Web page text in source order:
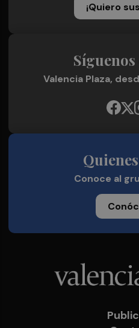
¡Quiero
Valencia Plaza,
Conoce al